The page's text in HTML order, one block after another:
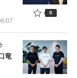
07
0
竜